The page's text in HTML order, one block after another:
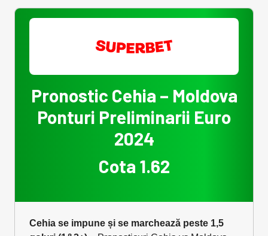
Pronostic Cehia – Moldova
Ponturi Preliminarii Euro
2024
Cota 1.62
Cehia se impune și se marchează peste 1,5